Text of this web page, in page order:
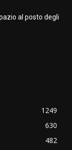
al posto degli
1249
630
482